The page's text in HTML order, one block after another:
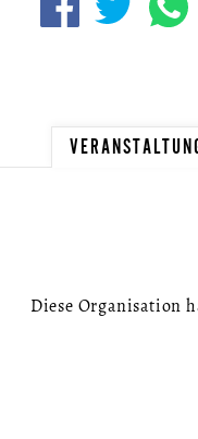
Diese Organisation